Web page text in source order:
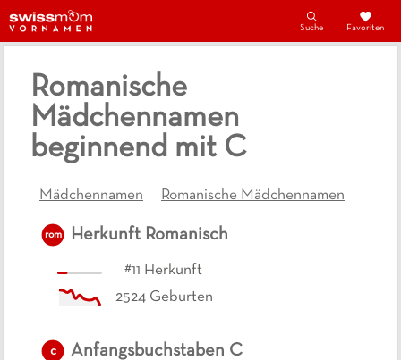
Suche Favoriten
Romanische
Mädchennamen
beginnend mit C
Mädchennamen Romanische Mädchennamen
rom Herkunft Romanisch
#11 Herkunft
2524 Geburten
c Anfangsbuchstaben C